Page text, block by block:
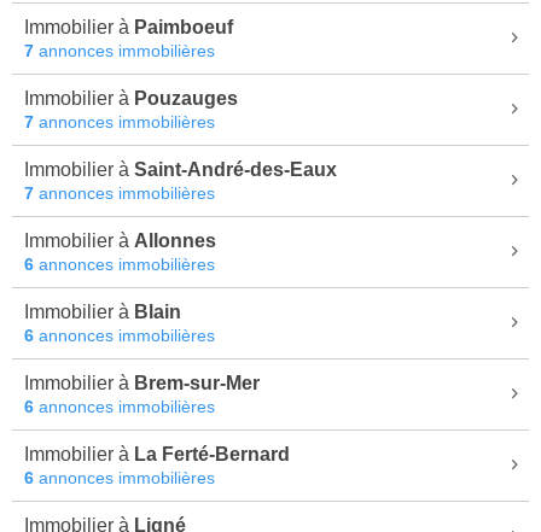
Immobilier à Paimboeuf
7 annonces immobilières
Immobilier à Pouzauges
7 annonces immobilières
Immobilier à Saint-André-des-Eaux
7 annonces immobilières
Immobilier à Allonnes
6 annonces immobilières
Immobilier à Blain
6 annonces immobilières
Immobilier à Brem-sur-Mer
6 annonces immobilières
Immobilier à La Ferté-Bernard
6 annonces immobilières
Immobilier à Ligné